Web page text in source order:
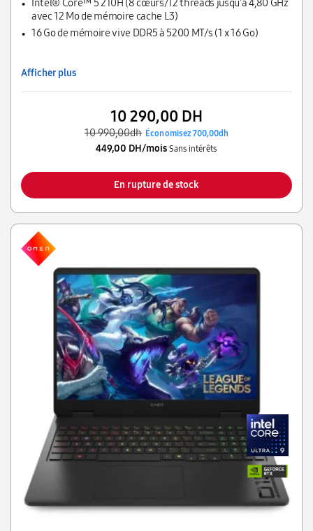
Intel® Core™ 5 210H (8 cœurs/12 threads jusqu'à 4,80 GHz
avec 12 Mo de mémoire cache L3)
16 Go de mémoire vive DDR5 à 5200 MT/s (1 x 16 Go)
Afficher plus
10 290,00 DH
10 990,00dh Économisez 700,00dh
449,00 DH/mois Sans intérêts
En rupture de stock